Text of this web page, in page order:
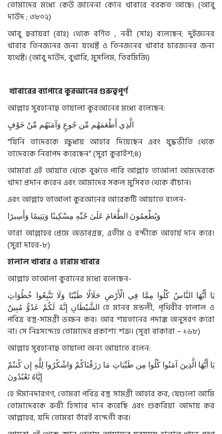
তোমাদের মধ্যে কেউ জানেনা কোন খাবারে বরকত আছে। (আবু
দাউদ ; ৩৮০২)
আবু হুরায়রা (রাঃ) থেকে বর্ণিত , নবী (সাঃ) বলেছেন; দুইজনের
খাবার তিনজনের জন্য যথেষ্ট ও তিনজনের খাবার চারজনের জন্য
যথেষ্ট। (আবু দাউদ, বুখারি, মুসলিম, তিরমিজি)
খাবারের ব্যাপারে কুরআনের গুরুত্বপূর্ণ
আল্লাহ সুবহানাহু তায়ালা কুরআনের মধ্যে বলেছেন:
الَّذِيأَطْعَمَهُم مِّن جُوعٍ وَآمَنَهُم مِّنْ خَوْفٍ
“যিনি তাদেরকে ক্ষুধায় আহার দিয়েছেন এবং যুদ্ধভীতি থেকে
তাদেরকে নিরাপদ করেছেন” (সুরা কুরাইশ;৪)
আমারা এই আয়াত থেকে বুঝতে পারি আল্লাহ তাআলা আমদেরকে
খাদ্য প্রদান করেন এবং আমাদের সকল মুসিবত থেকে বাঁচান।
এবং আল্লাহ তাআলা কুরআনের আরেকটি আয়াতে বলেন-
وَيُطْعِمُونَ الطَّعَامَ عَلَىٰ حُبِّهِ مِسْكِينًا وَيَتِيمًا وَأَسِيرًا
তারা আল্লাহর প্রেমে অভাবগ্রস্ত, এতীম ও বন্দীকে আহার্য দান করে।
(সুরা দাহর-৮)
হালাল খাবার ও হারাম খাবার
আল্লাহ তাআলা কুরানের মধ্যে বলেছেন-
يَا أَيُّهَا النَّاسُ كُلُوا مِمَّا فِي الْأَرْضِ حَلَالًا طَيِّبًا وَلَا تَتَّبِعُوا خُطُوَاتِ
الشَّيْطَانِ إِنَّهُ لَكُمْ عَدُوٌّ مُبِينٌ হে মানব মন্ডলী, পৃথিবীর হালাল ও
পবিত্র বস্তু-সামগ্রী ভক্ষন কর। আর শয়তানের পদাঙ্ক অনুসরণ করো
না। সে নিঃসন্দেহে তোমাদের প্রকাশ্য শত্রু।(সূরা বাকারা – ১৬৮)
আল্লাহ সুবহানাহু তায়ালা অন্য আয়াতে বলেন:
يَا أَيُّهَا الَّذِينَ آمَنُوا كُلُوا مِن طَيِّبَاتِ مَا رَزَقْنَاكُمْ وَاشْكُرُوا لِلَّهِ إِن كُنتُمْ
إِيَّاهُ تَعْبُدُونَ
হে ঈমানদারগণ, তোমরা পবিত্র বস্তু সামগ্রী আহার কর, যেগুলো আমি
তোমাদেরকে রুযী হিসাবে দান করেছি এবং শুকরিয়া আদায় কর
আল্লাহর, যদি তোমরা তাঁরই বন্দেগী কর।